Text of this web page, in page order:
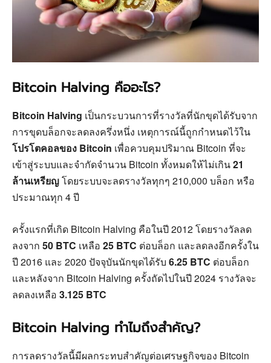
Bitcoin Halving คืออะไร?
Bitcoin Halving เป็นกระบวนการที่รางวัลที่นักขุดได้รับจาก
การขุดบล็อกจะลดลงครึ่งหนึ่ง เหตุการณ์นี้ถูกกำหนดไว้ใน
โปรโตคอลของ Bitcoin เพื่อควบคุมปริมาณ Bitcoin ที่จะ
เข้าสู่ระบบและจำกัดจำนวน Bitcoin ทั้งหมดให้ไม่เกิน21
ล้านเหรียญโดยระบบจะลดรางวัลทุกๆ 210,000 บล็อก หรือ
ประมาณทุก 4 ปี
ครั้งแรกที่เกิด Bitcoin Halving คือในปี 2012 โดยรางวัลลด
ลงจาก 50 BTC เหลือ 25 BTC ต่อบล็อก และลดลงอีกครั้งใน
ปี 2016 และ 2020 ปัจจุบันนักขุดได้รับ 6.25 BTC ต่อบล็อก
และหลังจาก Bitcoin Halving ครั้งถัดไปในปี 2024 รางวัลจะ
ลดลงเหลือ 3.125 BTC
Bitcoin Halving ทำไมถึงสำคัญ?
การลดรางวัลนี้มีผลกระทบสำคัญต่อเศรษฐกิจของ Bitcoin